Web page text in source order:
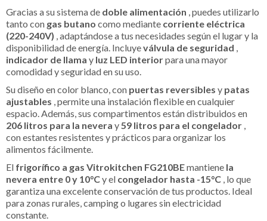
Gracias a su sistema de doble alimentación , puedes utilizarlo
tanto con gas butano como mediante corriente eléctrica
(220-240V) , adaptándose a tus necesidades según el lugar y la
disponibilidad de energía. Incluyeválvula de seguridad ,
indicador de llama y luz LED interiorpara una mayor
comodidad y seguridad en su uso.
Su diseño en color blanco, con puertas reversibles y patas
ajustables , permite una instalación flexible en cualquier
espacio. Además, sus compartimentos están distribuidos en
206 litros para la nevera y59 litros para el congelador ,
con estantes resistentes y prácticos para organizar los
alimentos fácilmente.
El frigorífico a gas Vitrokitchen FG210BEmantiene la
nevera entre 0 y 10°Cy el congelador hasta -15°C , lo que
garantiza una excelente conservación de tus productos. Ideal
para zonas rurales, camping o lugares sin electricidad
constante.